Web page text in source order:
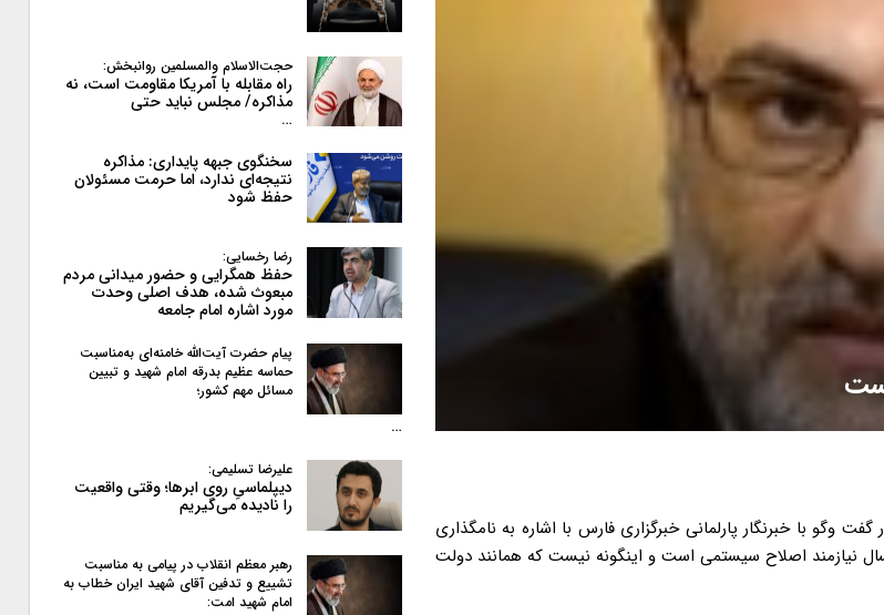
با خبرنگار پارلمانی خبرگزاری فارس با اشاره به نامگذاری
نیازمند اصلاح سیستمی است و اینگونه نیست که همانند دولت
حجت‌الاسلام والمسلمین روانبخش:
راه مقابله با آمریکا مقاومت است، نه
مذاکره/ مجلس نباید حتی
…
سخنگوی جبهه پایداری: مذاکره
نتیجه‌ای ندارد، اما حرمت مسئولان
حفظ شود
رضا رخسایی:
حفظ همگرایی و حضور میدانی مردم
مبعوث شده، هدف اصلی وحدت
مورد اشاره امام جامعه
پیام حضرت آیت‌الله خامنه‌ای به‌مناسبت
حماسه عظیم بدرقه امام شهید و تبیین
مسائل مهم کشور؛
…
علیرضا تسلیمی:
دیپلماسیِ روی ابرها؛ وقتی واقعیت
را نادیده می‌گیریم
رهبر معظم انقلاب در پیامی به‌ مناسبت
تشییع و تدفین آقای شهید ایران خطاب به
امام شهید امت: